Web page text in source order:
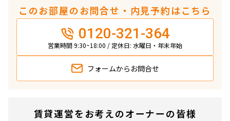
このお部屋のお問合せ・内見予約はこちら
0120-321-364
営業時間 9:30~18:00 / 定休日: 水曜日・年末年始
フォームから お問合せ
賃貸運営をお考えのオーナーの皆様